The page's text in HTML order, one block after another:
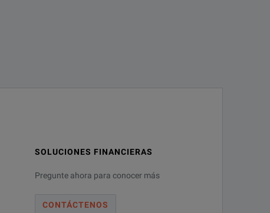
SOLUCIONES FINANCIERAS
Pregunte ahora para conocer más
CONTÁCTENOS